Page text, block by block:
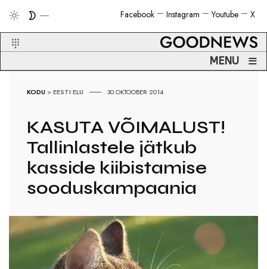
X
Youtube
Instagram
Facebook
MENU ≡
KODU >EESTI ELU 30.OKTOOBER 2014
KASUTA VÕIMALUST!
Tallinlastele jätkub
kasside kiibistamise
sooduskampaania